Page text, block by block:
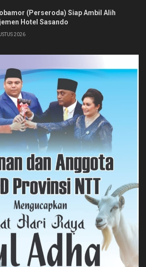
(Perseroda) Siap Ambil Alih
Hotel Sasando
2026